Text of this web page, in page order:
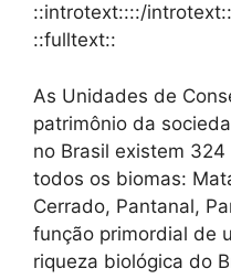
::introtext::::/introtext::
::fulltext::
As Unidades de
patrimônio da
no Brasil existem
todos os biomas:
Cerrado, Pantanal,
função primordial de
riqueza biológica do